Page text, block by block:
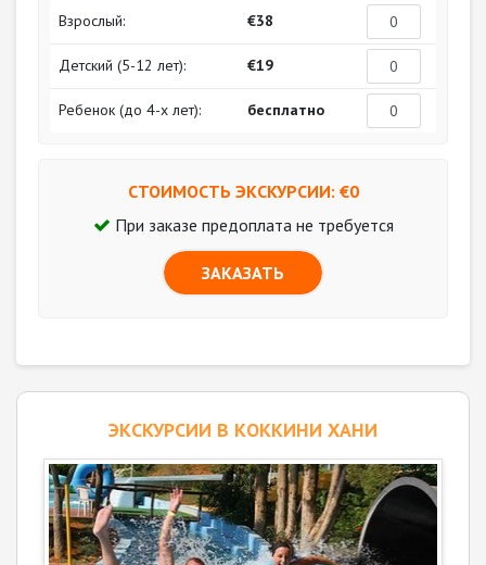
Взрослый: €38
Детский (5-12 лет): €19
Ребенок (до 4-х лет): бесплатно
СТОИМОСТЬ ЭКСКУРСИИ: €0
При заказе предоплата не требуется
ЗАКАЗАТЬ
ЭКСКУРСИИ В КОККИНИ ХАНИ